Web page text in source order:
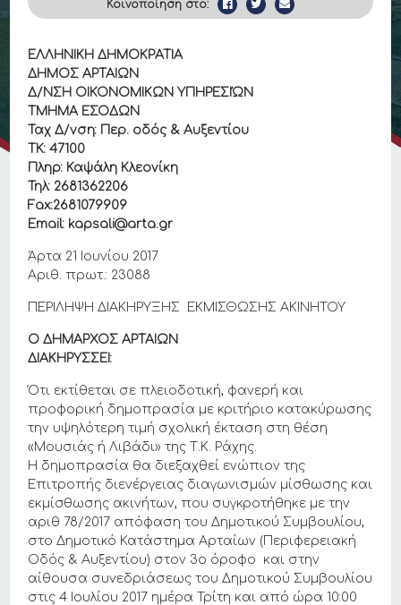
Κοινοποίηση στο:
ΕΛΛΗΝΙΚΗ ΔΗΜΟΚΡΑΤΙΑ
ΔΗΜΟΣ ΑΡΤΑΙΩΝ
Δ/ΝΣΗ ΟΙΚΟΝΟΜΙΚΩΝ ΥΠΗΡΕΣΙΏΝ
ΤΜΗΜΑ ΕΣΟΔΩΝ
Ταχ Δ/νση: Περ. οδός & Αυξεντίου
ΤΚ: 47100
Πληρ: Καψάλη Κλεονίκη
Τηλ: 2681362206
Fax:2681079909
Email: kapsali@arta.gr
Άρτα 21 Ιουνίου 2017
Αριθ. πρωτ.: 23088
ΠΕΡΙΛΗΨΗ ΔΙΑΚΗΡΥΞΗΣ ΕΚΜΙΣΘΩΣΗΣ ΑΚΙΝΗΤΟΥ
Ο ΔΗΜΑΡΧΟΣ ΑΡΤΑΙΩΝ
ΔΙΑΚΗΡΥΣΣΕΙ:
Ότι εκτίθεται σε πλειοδοτική, φανερή και
προφορική δημοπρασία με κριτήριο κατακύρωσης
την υψηλότερη τιμή σχολική έκταση στη θέση
«Μουσιάς ή Λιβάδι» της Τ.Κ. Ράχης.
Η δημοπρασία θα διεξαχθεί ενώπιον της
Επιτροπής διενέργειας διαγωνισμών μίσθωσης και
εκμίσθωσης ακινήτων, που συγκροτήθηκε με την
αριθ 78/2017 απόφαση του Δημοτικού Συμβουλίου,
στο Δημοτικό Κατάστημα Αρταίων (Περιφερειακή
Οδός & Αυξεντίου) στον 3ο όροφο και στην
αίθουσα συνεδριάσεως του Δημοτικού Συμβουλίου
στις 4 Ιουλίου 2017 ημέρα Τρίτη και από ώρα 10:00